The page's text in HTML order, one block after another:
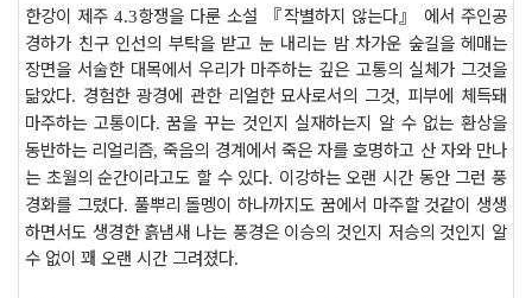
한강이 제주4.3항쟁을 다룬 소설 『작별하지 않는다』 에서 주인공
경하가 친구 인선의 부탁을 받고 눈 내리는 밤 차가운 숲길을 헤매는
장면을 서술한 대목에서 우리가 마주하는 깊은 고통의 실체가 그것을
닮았다. 경험한 광경에 관한 리얼한 묘사로서의 그것, 피부에 체득돼
마주하는 고통이다.꿈을 꾸는 것인지 실재하는지 알 수 없는 환상을
동반하는 리얼리즘,죽음의 경계에서 죽은 자를 호명하고 산 자와 만나
는 초월의 순간이라고도 할 수 있다. 이강하는 오랜 시간 동안 그런 풍
경화를 그렸다. 풀뿌리 돌멩이 하나까지도 꿈에서 마주할 것같이 생생
하면서도 생경한 흙냄새 나는 풍경은 이승의 것인지 저승의 것인지 알
수 없이 꽤 오랜 시간 그려졌다.